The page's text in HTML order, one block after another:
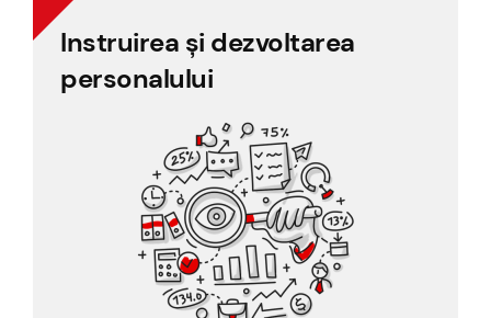
Instruirea și dezvoltarea
personalului
Instruirea și dezvoltarea
Evaluare 360 de grade
Evaluarea performanței
Training management
Feedback angajat